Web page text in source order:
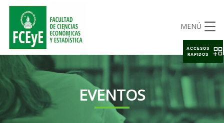
MENÚ
EVENTOS
ACCESOS
RAPIDOS